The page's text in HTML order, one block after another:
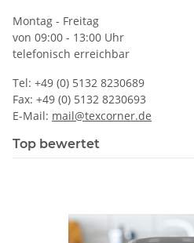
Montag - Freitag
von 09:00 - 13:00 Uhr
telefonisch erreichbar
Tel: +49 (0) 5132 8230689
Fax: +49 (0) 5132 8230693
E-Mail: mail@texcorner.de
Top bewertet